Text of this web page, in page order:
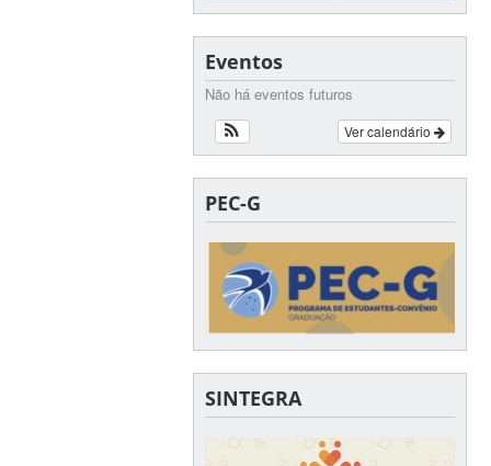
Eventos
Não há eventos futuros
Ver calendário
PEC-G
SINTEGRA